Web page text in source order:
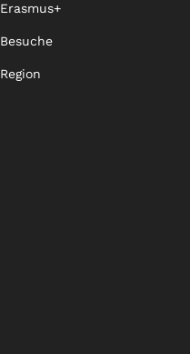
Erasmus+
Besuche
Region